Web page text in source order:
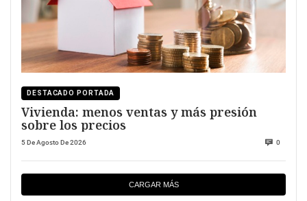
DESTACADO PORTADA
Vivienda: menos ventas y más presión
sobre los precios
5 De Agosto De 2026 0
CARGAR MÁS